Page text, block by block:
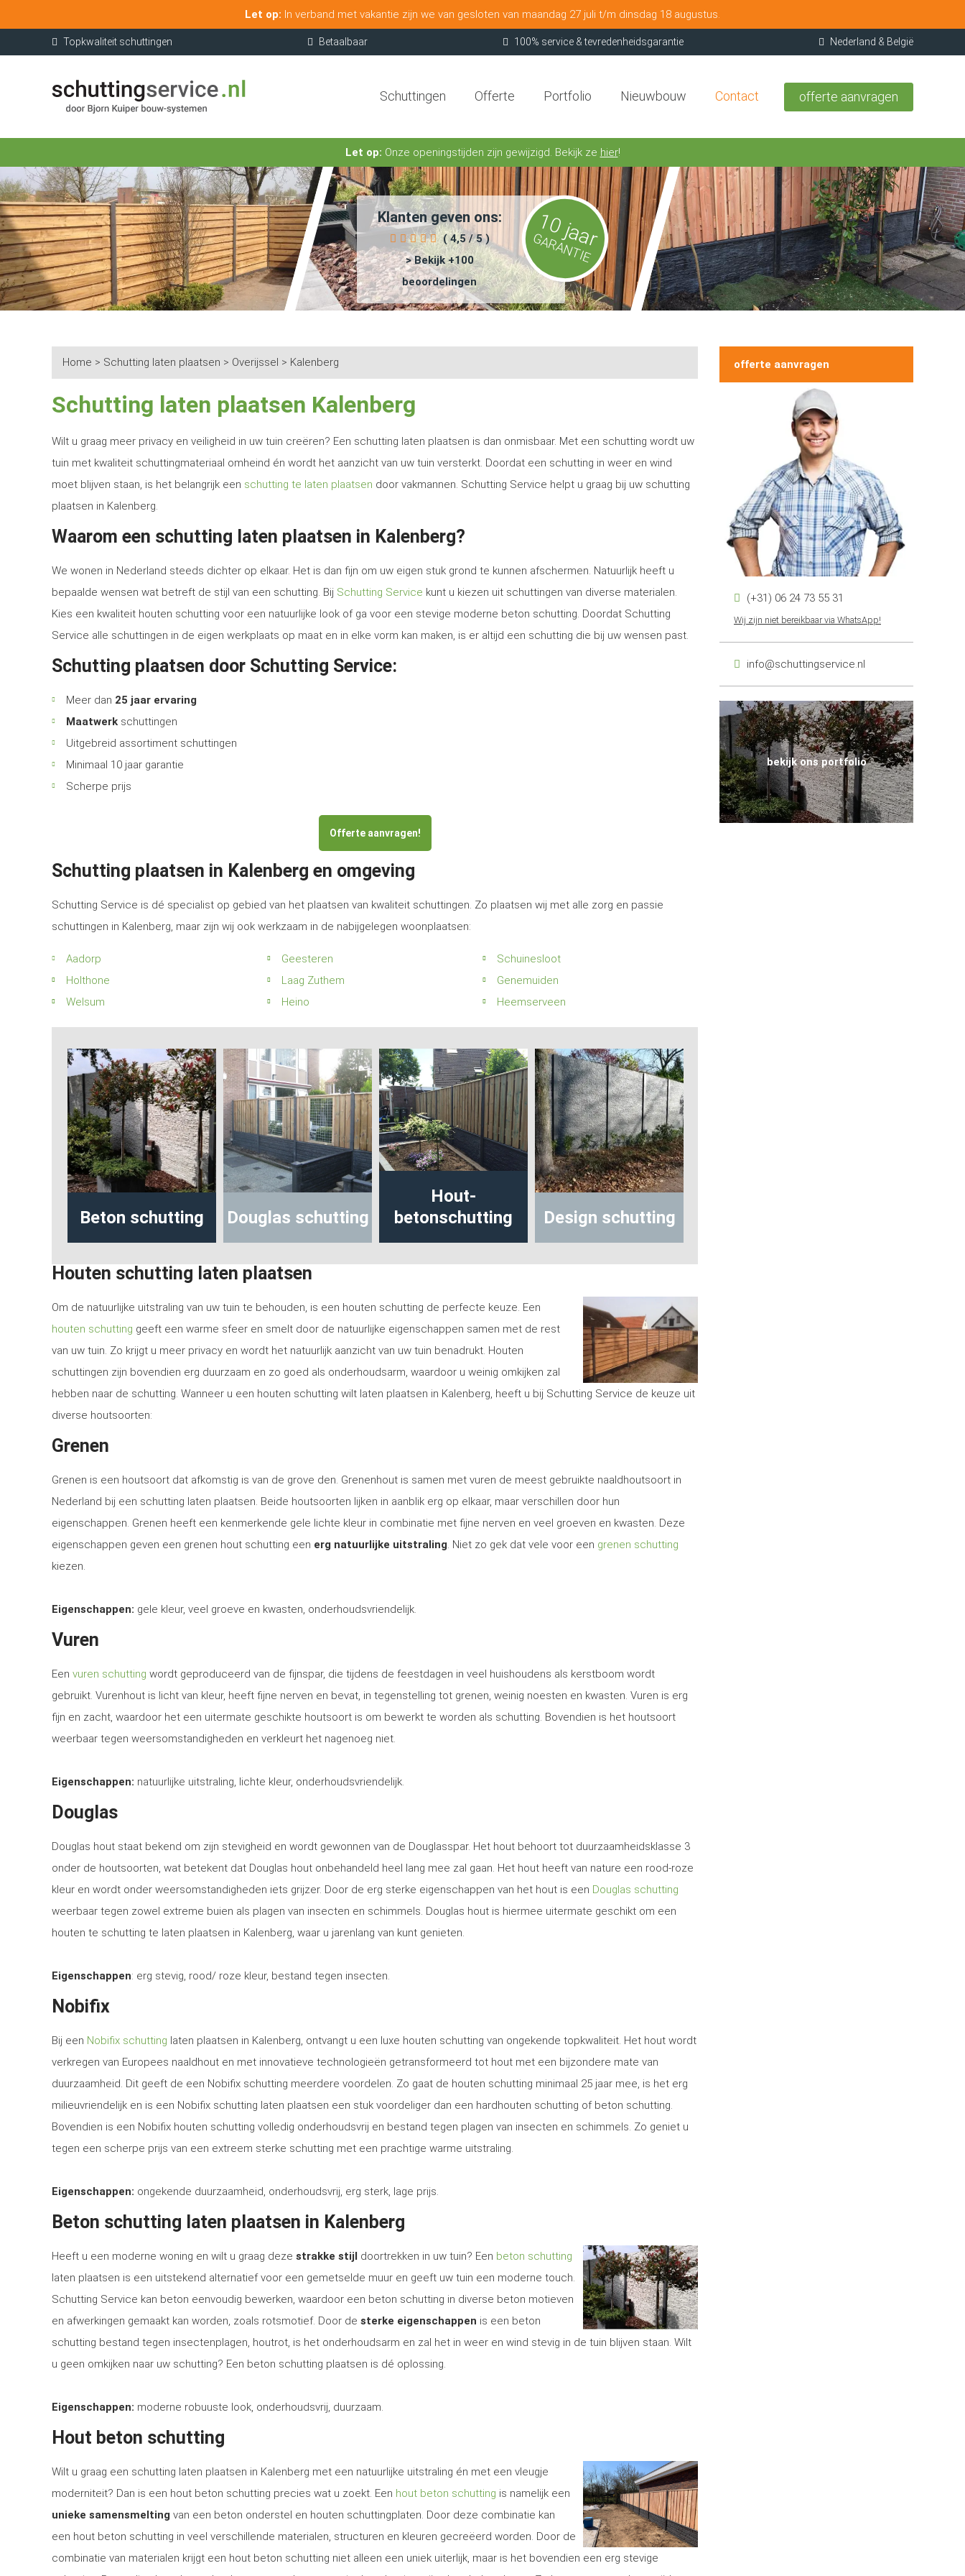
Let op: In verband met vakantie zijn we van gesloten van maandag 27 juli t/m dinsdag 18 augustus.
Topkwaliteit schuttingen Betaalbaar 100% service & tevredenheidsgarantie Nederland & België
Schuttingen Offerte Portfolio Nieuwbouw Contact offerte aanvragen
Let op: Onze openingstijden zijn gewijzigd. Bekijk ze hier!
Klanten geven ons:
( 4,5 / 5 )
> Bekijk +100
beoordelingen
10 jaar
GARANTIE
Home > Schutting laten plaatsen > Overijssel > Kalenberg
Schutting laten plaatsen Kalenberg
Wilt u graag meer privacy en veiligheid in uw tuin creëren? Een schutting laten plaatsen is dan onmisbaar. Met een schutting wordt uw
tuin met kwaliteit schuttingmateriaal omheind én wordt het aanzicht van uw tuin versterkt. Doordat een schutting in weer en wind
moet blijven staan, is het belangrijk een schutting te laten plaatsen door vakmannen. Schutting Service helpt u graag bij uw schutting
plaatsen in Kalenberg.
Waarom een schutting laten plaatsen in Kalenberg?
We wonen in Nederland steeds dichter op elkaar. Het is dan fijn om uw eigen stuk grond te kunnen afschermen. Natuurlijk heeft u
bepaalde wensen wat betreft de stijl van een schutting. Bij Schutting Service kunt u kiezen uit schuttingen van diverse materialen.
Kies een kwaliteit houten schutting voor een natuurlijke look of ga voor een stevige moderne beton schutting. Doordat Schutting
Service alle schuttingen in de eigen werkplaats op maat en in elke vorm kan maken, is er altijd een schutting die bij uw wensen past.
Schutting plaatsen door Schutting Service:
Meer dan 25 jaar ervaring
Maatwerk schuttingen
Uitgebreid assortiment schuttingen
Minimaal 10 jaar garantie
Scherpe prijs
Offerte aanvragen!
Schutting plaatsen in Kalenberg en omgeving
Schutting Service is dé specialist op gebied van het plaatsen van kwaliteit schuttingen. Zo plaatsen wij met alle zorg en passie
schuttingen in Kalenberg, maar zijn wij ook werkzaam in de nabijgelegen woonplaatsen:
Aadorp Geesteren
Schuinesloot
Holthone
Laag Zuthem
Genemuiden
Welsum
Heino Heemserveen
Beton schutting Douglas schutting
Hout-
betonschutting
Design schutting
Houten schutting laten plaatsen
Om de natuurlijke uitstraling van uw tuin te behouden, is een houten schutting de perfecte keuze. Een
houten schutting geeft een warme sfeer en smelt door de natuurlijke eigenschappen samen met de rest
van uw tuin. Zo krijgt u meer privacy en wordt het natuurlijk aanzicht van uw tuin benadrukt. Houten
schuttingen zijn bovendien erg duurzaam en zo goed als onderhoudsarm, waardoor u weinig omkijken zal
hebben naar de schutting. Wanneer u een houten schutting wilt laten plaatsen in Kalenberg, heeft u bij Schutting Service de keuze uit
diverse houtsoorten:
Grenen
Grenen is een houtsoort dat afkomstig is van de grove den. Grenenhout is samen met vuren de meest gebruikte naaldhoutsoort in
Nederland bij een schutting laten plaatsen. Beide houtsoorten lijken in aanblik erg op elkaar, maar verschillen door hun
eigenschappen. Grenen heeft een kenmerkende gele lichte kleur in combinatie met fijne nerven en veel groeven en kwasten. Deze
eigenschappen geven een grenen hout schutting een erg natuurlijke uitstraling. Niet zo gek dat vele voor een grenen schutting
kiezen.
Eigenschappen: gele kleur, veel groeve en kwasten, onderhoudsvriendelijk.
Vuren
Een vuren schutting wordt geproduceerd van de fijnspar, die tijdens de feestdagen in veel huishoudens als kerstboom wordt
gebruikt. Vurenhout is licht van kleur, heeft fijne nerven en bevat, in tegenstelling tot grenen, weinig noesten en kwasten. Vuren is erg
fijn en zacht, waardoor het een uitermate geschikte houtsoort is om bewerkt te worden als schutting. Bovendien is het houtsoort
weerbaar tegen weersomstandigheden en verkleurt het nagenoeg niet.
Eigenschappen: natuurlijke uitstraling, lichte kleur, onderhoudsvriendelijk.
Douglas
Douglas hout staat bekend om zijn stevigheid en wordt gewonnen van de Douglasspar. Het hout behoort tot duurzaamheidsklasse 3
onder de houtsoorten, wat betekent dat Douglas hout onbehandeld heel lang mee zal gaan. Het hout heeft van nature een rood-roze
kleur en wordt onder weersomstandigheden iets grijzer. Door de erg sterke eigenschappen van het hout is een Douglas schutting
weerbaar tegen zowel extreme buien als plagen van insecten en schimmels. Douglas hout is hiermee uitermate geschikt om een
houten te schutting te laten plaatsen in Kalenberg, waar u jarenlang van kunt genieten.
Eigenschappen: erg stevig, rood/ roze kleur, bestand tegen insecten.
Nobifix
Bij een Nobifix schutting laten plaatsen in Kalenberg, ontvangt u een luxe houten schutting van ongekende topkwaliteit. Het hout wordt
verkregen van Europees naaldhout en met innovatieve technologieën getransformeerd tot hout met een bijzondere mate van
duurzaamheid. Dit geeft de een Nobifix schutting meerdere voordelen. Zo gaat de houten schutting minimaal 25 jaar mee, is het erg
milieuvriendelijk en is een Nobifix schutting laten plaatsen een stuk voordeliger dan een hardhouten schutting of beton schutting.
Bovendien is een Nobifix houten schutting volledig onderhoudsvrij en bestand tegen plagen van insecten en schimmels. Zo geniet u
tegen een scherpe prijs van een extreem sterke schutting met een prachtige warme uitstraling.
Eigenschappen: ongekende duurzaamheid, onderhoudsvrij, erg sterk, lage prijs.
Beton schutting laten plaatsen in Kalenberg
Heeft u een moderne woning en wilt u graag deze strakke stijl doortrekken in uw tuin? Een beton schutting
laten plaatsen is een uitstekend alternatief voor een gemetselde muur en geeft uw tuin een moderne touch.
Schutting Service kan beton eenvoudig bewerken, waardoor een beton schutting in diverse beton motieven
en afwerkingen gemaakt kan worden, zoals rotsmotief. Door de sterke eigenschappen is een beton
schutting bestand tegen insectenplagen, houtrot, is het onderhoudsarm en zal het in weer en wind stevig in de tuin blijven staan. Wilt
u geen omkijken naar uw schutting? Een beton schutting plaatsen is dé oplossing.
Eigenschappen: moderne robuuste look, onderhoudsvrij, duurzaam.
Hout beton schutting
Wilt u graag een schutting laten plaatsen in Kalenberg met een natuurlijke uitstraling én met een vleugje
moderniteit? Dan is een hout beton schutting precies wat u zoekt. Een hout beton schutting is namelijk een
unieke samensmelting van een beton onderstel en houten schuttingplaten. Door deze combinatie kan
een hout beton schutting in veel verschillende materialen, structuren en kleuren gecreëerd worden. Door de
combinatie van materialen krijgt een hout beton schutting niet alleen een uniek uiterlijk, maar is het bovendien een erg stevige
offerte aanvragen
(+31) 06 24 73 55 31
Wij zijn niet bereikbaar via WhatsApp!
info@schuttingservice.nl
bekijk ons portfolio